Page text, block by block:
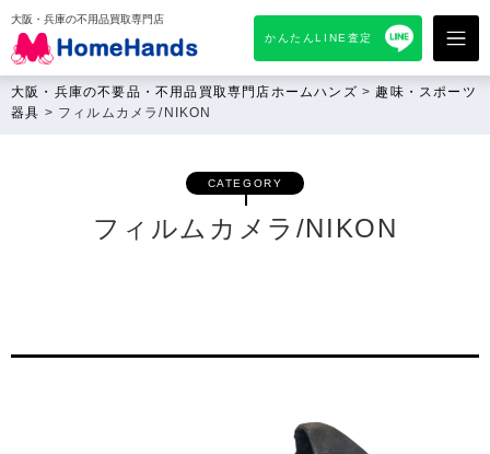
大阪・兵庫の不用品買取専門店
かんたんLINE査定
大阪・兵庫の不要品・不用品買取専門店ホームハンズ > 趣味・スポーツ
器具 > フィルムカメラ/NIKON
CATEGORY
フィルムカメラ/NIKON